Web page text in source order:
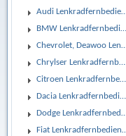
Audi Lenkradfernbedienungsadapter
BMW Lenkradfernbedienungsadapter
Chevrolet, Deawoo Lenkradfernbedienungsadapter
Chrylser Lenkradfernbedienungsadapter
Citroen Lenkradfernbedienungsadapter
Dacia Lenkradfernbedienungsadapter
Dodge Lenkradfernbedienungsadapter
Fiat Lenkradfernbedienungsadapter